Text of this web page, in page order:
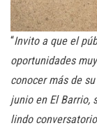
“Invito a que el
oportunidades
conocer más de
junio en El Barrio,
lindo